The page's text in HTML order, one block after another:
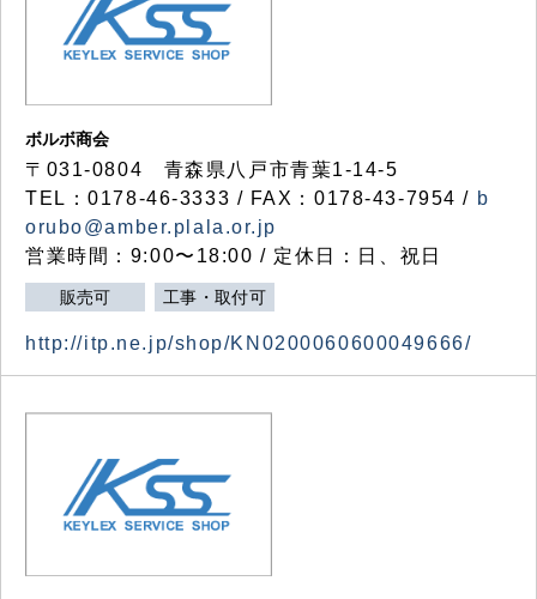
ボルボ商会
〒031-0804 青森県八戸市青葉1-14-5
TEL：0178-46-3333 / FAX：0178-43-7954 / b
orubo@amber.plala.or.jp
営業時間：9:00〜18:00 / 定休日：日、祝日
販売可 工事・取付可
http://itp.ne.jp/shop/KN0200060600049666/